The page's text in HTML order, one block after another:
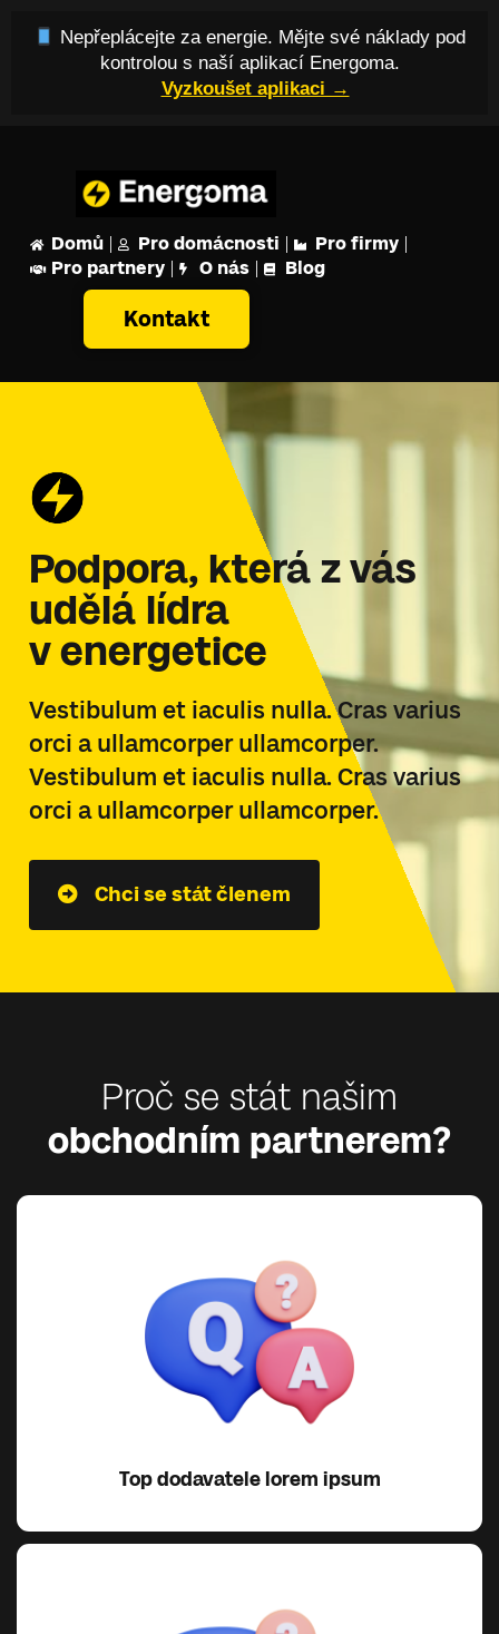
Nepřeplácejte za energie. Mějte své náklady pod
kontrolou s naší aplikací Energoma.
Vyzkoušet aplikaci →
Domů Pro domácnosti
Pro firmy
Pro partnery
O nás Blog
Kontakt
Podpora, která z vás
udělá lídra
v energetice
Vestibulum et iaculis nulla. Cras varius
orci a ullamcorper ullamcorper.
Vestibulum et iaculis nulla. Cras varius
orci a ullamcorper ullamcorper.
Chci se stát členem
Proč se stát našim
obchodním partnerem?
Top dodavatele lorem ipsum